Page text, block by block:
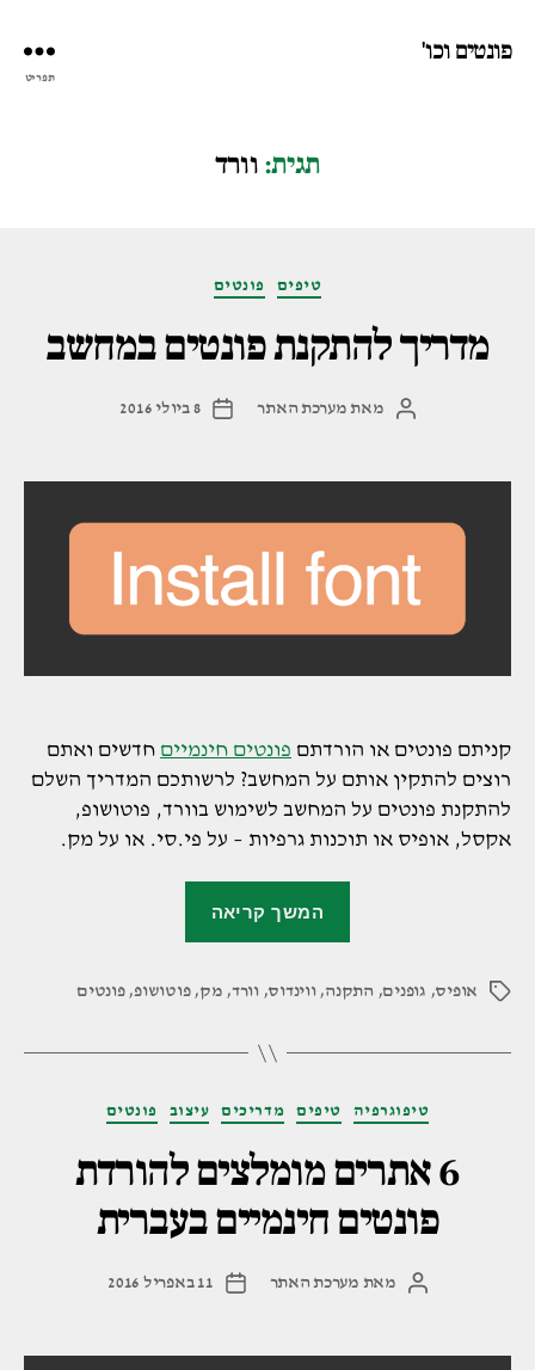
פונטים וכו'
תפריט
תגית:וורד
קטגוריות טיפים פונטים
מדריך להתקנת פונטים במחשב
המחבר
מאת מערכת האתר
תאריך
8 ביולי 2016
קניתם פונטים או הורדתם פונטים חינמיים חדשים ואתם
רוצים להתקין אותם על המחשב? לרשותכם המדריך השלם
להתקנת פונטים על המחשב לשימוש בוורד, פוטושופ,
אקסל, אופיס או תוכנות גרפיות – על פי.סי. או על מק.
המשך קריאה
במחשב"
תגיותאופיס, גופנים, התקנה, ווינדוס, וורד, מק,פוטושופ,פונטים
קטגוריות טיפוגרפיה טיפים מדריכים עיצוב פונטים
6 אתרים מומלצים להורדת
פונטים חינמיים בעברית
המחבר
מאת מערכת האתר
תאריך
11 באפריל 2016